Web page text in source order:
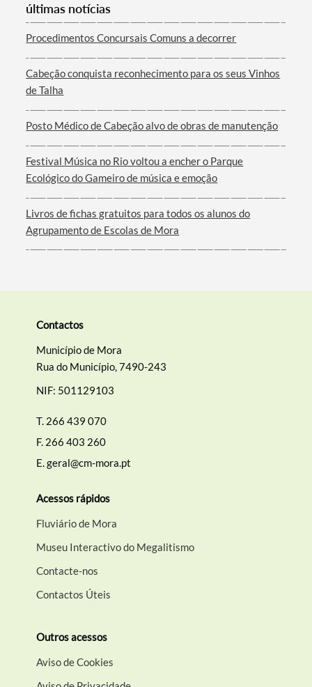
Categorias gerais
Filtros
últimas notícias
Procedimentos Concursais Comuns a decorrer
Cabeção conquista reconhecimento para os seus Vinhos
de Talha
Posto Médico de Cabeção alvo de obras de manutenção
Festival Música no Rio voltou a encher o Parque
Ecológico do Gameiro de música e emoção
Livros de fichas gratuitos para todos os alunos do
Agrupamento de Escolas de Mora
Contactos
Município de Mora
Rua do Município, 7490-243
NIF: 501129103
T. 266 439 070
F. 266 403 260
E.geral@cm-mora.pt
Acessos rápidos
Fluviário de Mora
Museu Interactivo do Megalitismo
Contacte-nos
Contactos Úteis
Outros acessos
Aviso de Cookies